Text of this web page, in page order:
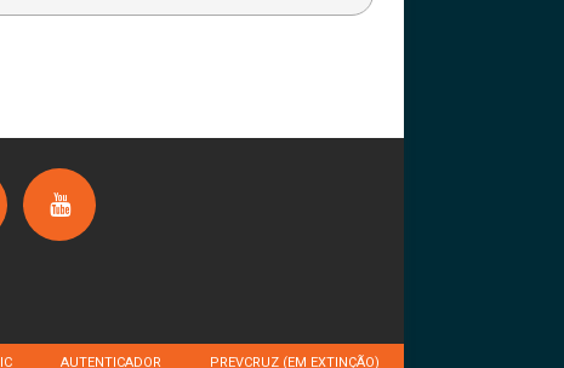
AUTENTICADOR PREVCRUZ (EM EXTINÇÃO)